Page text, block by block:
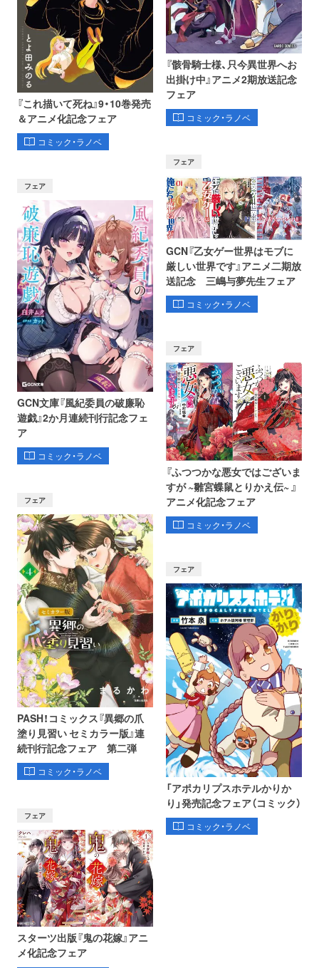
『これ描いて死ね』9・10巻発売
＆アニメ化記念フェア
コミック・ラノベ
『骸骨騎士様、只今異世界へお
出掛け中』アニメ2期放送記念
フェア
コミック・ラノベ
フェア
GCN文庫『風紀委員の破廉恥
遊戯』2か月連続刊行記念フェ
ア
コミック・ラノベ
フェア
GCN『乙女ゲー世界はモブに
厳しい世界です』アニメ二期放
送記念 三嶋与夢先生フェア
コミック・ラノベ
フェア
PASH！コミックス『異郷の爪
塗り見習い セミカラー版』連
続刊行記念フェア 第二弾
コミック・ラノベ
フェア
『ふつつかな悪女ではございま
すが ~雛宮蝶鼠とりかえ伝~ 』
アニメ化記念フェア
コミック・ラノベ
フェア
スターツ出版『鬼の花嫁』アニ
メ化記念フェア
フェア
「アポカリプスホテルかりか
り」発売記念フェア（コミック）
コミック・ラノベ